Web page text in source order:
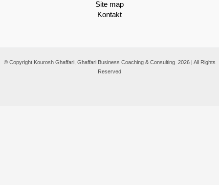
Site map
Kontakt
© Copyright Kourosh Ghaffari, Ghaffari Business Coaching & Consulting 2026 | All Rights
Reserved